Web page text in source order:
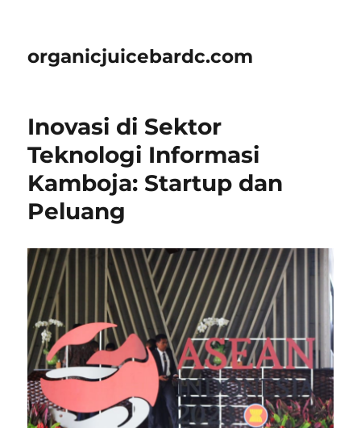
organicjuicebardc.com
Inovasi di Sektor
Teknologi Informasi
Kamboja: Startup dan
Peluang